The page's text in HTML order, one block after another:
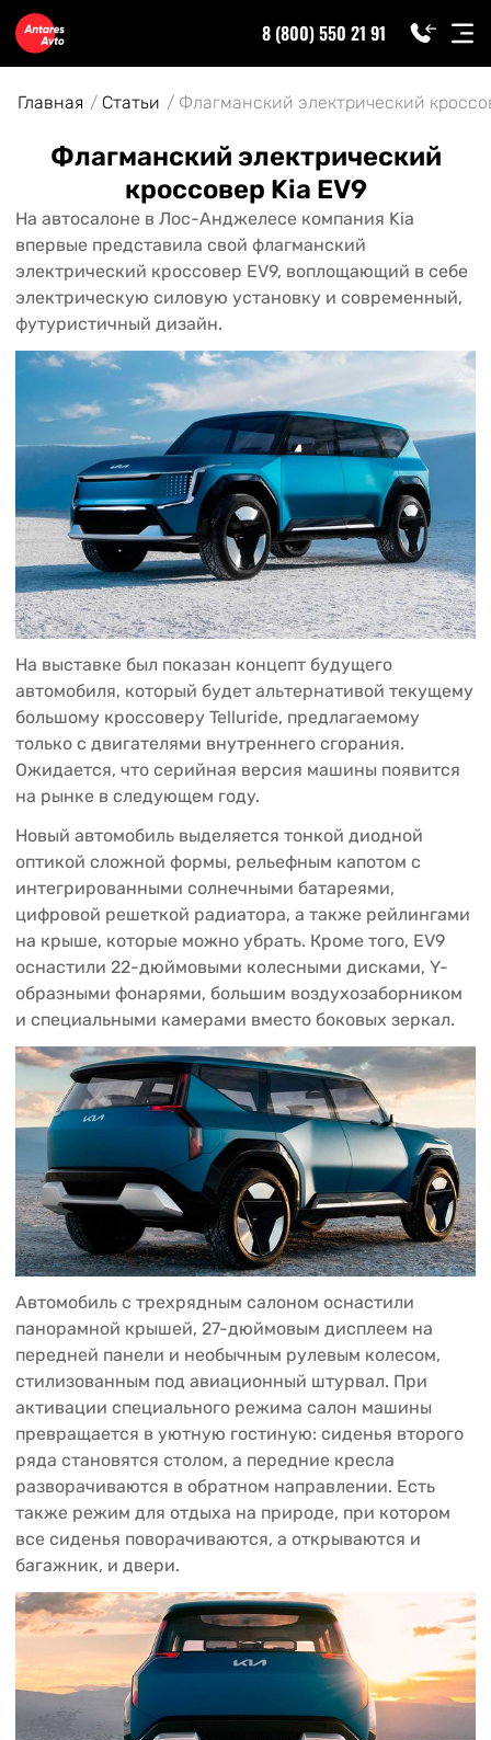
91
8 (800) 550 21 91
Главная Статьи Флагманский электрический
Флагманский электрический
кроссовер Kia EV9
На автосалоне в Лос-Анджелесе компания Kia
впервые представила свой флагманский
электрический кроссовер EV9, воплощающий в себе
электрическую силовую установку и современный,
футуристичный дизайн.
На выставке был показан концепт будущего
автомобиля, который будет альтернативой текущему
большому кроссоверу Telluride, предлагаемому
только с двигателями внутреннего сгорания.
Ожидается, что серийная версия машины появится
на рынке в следующем году.
Новый автомобиль выделяется тонкой диодной
оптикой сложной формы, рельефным капотом с
интегрированными солнечными батареями,
цифровой решеткой радиатора, а также рейлингами
на крыше, которые можно убрать. Кроме того, EV9
оснастили 22-дюймовыми колесными дисками, Y-
образными фонарями, большим воздухозаборником
и специальными камерами вместо боковых зеркал.
Автомобиль с трехрядным салоном оснастили
панорамной крышей, 27-дюймовым дисплеем на
передней панели и необычным рулевым колесом,
стилизованным под авиационный штурвал. При
активации специального режима салон машины
превращается в уютную гостиную: сиденья второго
ряда становятся столом, а передние кресла
разворачиваются в обратном направлении. Есть
также режим для отдыха на природе, при котором
все сиденья поворачиваются, а открываются и
багажник, и двери.